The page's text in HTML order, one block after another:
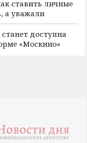
ставить личные
а уважали
доступна
«Москино»